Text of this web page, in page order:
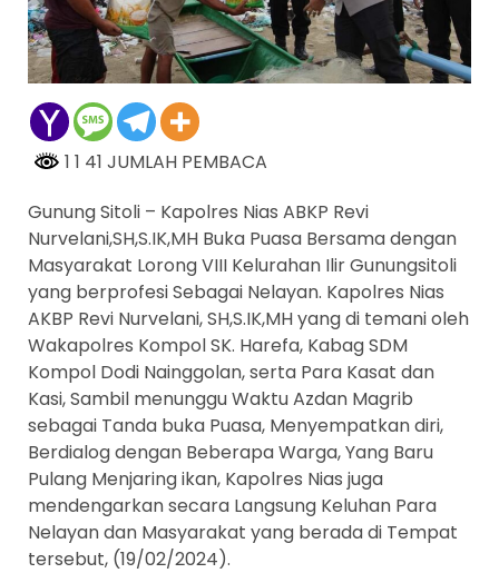
1 1 41 JUMLAH PEMBACA
Gunung Sitoli – Kapolres Nias ABKP Revi
Nurvelani,SH,S.IK,MH Buka Puasa Bersama dengan
Masyarakat Lorong VIII Kelurahan Ilir Gunungsitoli
yang berprofesi Sebagai Nelayan. Kapolres Nias
AKBP Revi Nurvelani, SH,S.IK,MH yang di temani oleh
Wakapolres Kompol SK. Harefa, Kabag SDM
Kompol Dodi Nainggolan, serta Para Kasat dan
Kasi, Sambil menunggu Waktu Azdan Magrib
sebagai Tanda buka Puasa, Menyempatkan diri,
Berdialog dengan Beberapa Warga, Yang Baru
Pulang Menjaring ikan, Kapolres Nias juga
mendengarkan secara Langsung Keluhan Para
Nelayan dan Masyarakat yang berada di Tempat
tersebut, (19/02/2024).